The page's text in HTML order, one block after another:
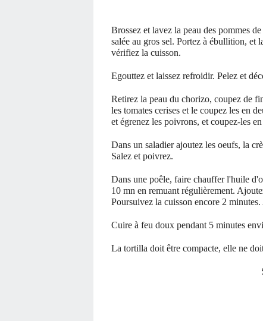
Brossez et lavez la peau des pommes
salée au gros sel. Portez à ébullition, et
vérifiez la cuisson.
Egouttez et laissez refroidir. Pelez et
Retirez la peau du chorizo, coupez de
les tomates cerises et le coupez les en
et égrenez les poivrons, et coupez-les
Dans un saladier ajoutez les oeufs, la
Salez et poivrez.
Dans une poêle, faire chauffer l'huile
10 mn en remuant régulièrement.
Poursuivez la cuisson encore 2
Cuire à feu doux pendant 5 minutes
La tortilla doit être compacte, elle ne